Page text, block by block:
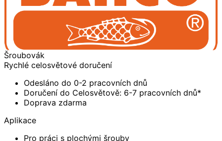
Šroubovák
Rychlé celosvětové doručení
Odesláno do 0-2 pracovních dnů
Doručení do Celosvětově: 6-7 pracovních dnů*
Doprava zdarma
Aplikace
Pro práci s plochými šrouby